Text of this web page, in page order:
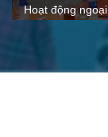
VTC nói gì về